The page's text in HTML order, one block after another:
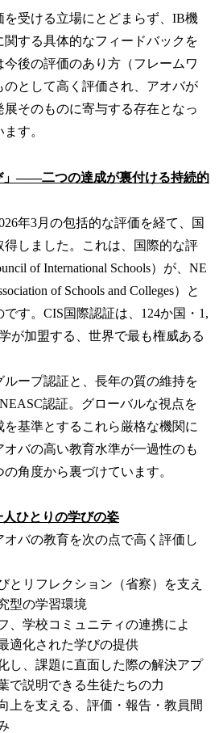
を受ける立場にとどまらず、IB機
する具体的なフィードバックを
後の評価のあり方（フレームワ
のとして高く評価され、アオバが
展そのものに寄与する存在となっ
す。
」——二つの達成が裏付ける持続的
年3月の包括的な評価を経て、国
得しました。これは、国際的な評
of International Schools）が、NE
of Schools and Colleges）と
す。CIS国際認証は、124か国・1,
が加盟する、世界で最も権威ある
ープ認証と、長年の質の維持を
認証。グローバルな視点を
基準とするこれら厳格な機関に
バの高い教育水準が一過性のも
角度から裏づけています。
ひとりの学びの姿
バの教育を次の点で高く評価し
とリフレクション（省察）を支え
型の学習環境
、学校コミュニティの連携によ
適化された学びの提供
し、課題に直面した際の解決アプ
で説明できる生徒たちの力
上を支える、評価・報告・教員間